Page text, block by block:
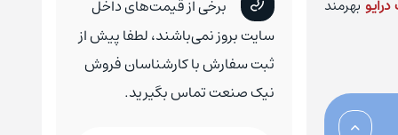
کلید اتوماتیک چینت کلید هوایی چینت
بهرمند
برخی از قیمت‌های داخل
سایت بروز نمی‌باشند، لطفا پیش از
ثبت سفارش با کارشناسان فروش
نیک صنعت تماس بگیرید.